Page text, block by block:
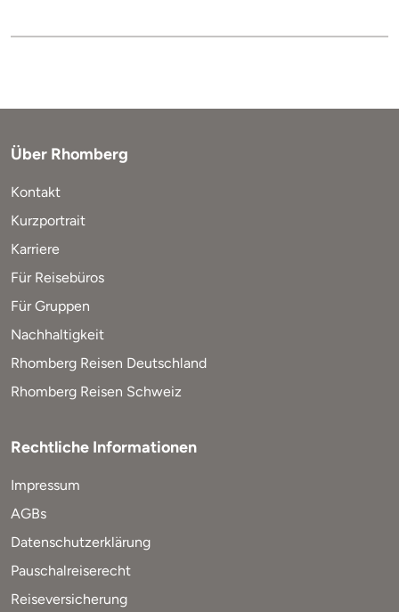
Über Rhomberg
Kontakt
Kurzportrait
Karriere
Für Reisebüros
Für Gruppen
Nachhaltigkeit
Rhomberg Reisen Deutschland
Rhomberg Reisen Schweiz
Rechtliche Informationen
Impressum
AGBs
Datenschutzerklärung
Pauschalreiserecht
Reiseversicherung